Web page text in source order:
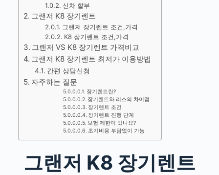
신차 할부
그랜저 K8 장기렌트
그랜저 장기렌트 조건,가격
K8 장기렌트 조건,가격
그랜저 VS K8 장기렌트 가격비교
그랜저 K8 장기렌트 최저가 이용방법
간편 상담신청
자주하는 질문
장기렌트란?
장기렌트와 리스의 차이점
장기렌트 조건
장기렌트 진행 단계
보험 제한이 있나요?
초기비용 부담없이 가능
그랜저 K8 장기렌트